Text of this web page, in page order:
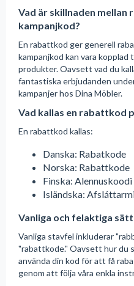
Vad är skillnaden mellan
kampanjkod?
En rabattkod ger generell
kampanjkod kan vara kopplad
produkter. Oavsett vad du
fantastiska erbjudanden
kampanjer hos Dina Möbler.
Vad kallas en rabattkod
En rabattkod kallas:
Danska: Rabatkode
Norska: Rabattkode
Finska: Alennuskoodi
Isländska:
Vanliga och felaktiga
Vanliga stavfel inkluderar
"rabattkode." Oavsett hur du
använda din kod för att få
genom att följa våra enkla